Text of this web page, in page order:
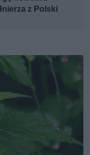
z Polski